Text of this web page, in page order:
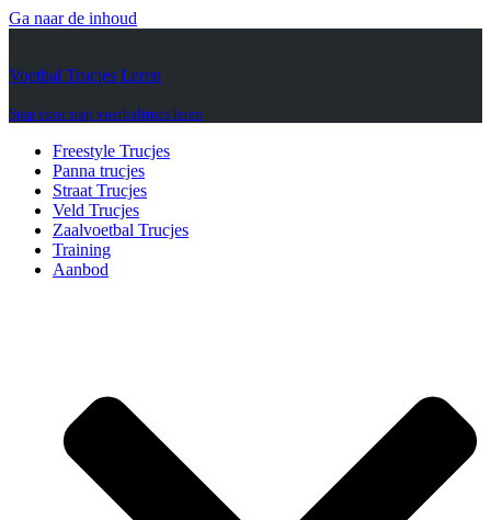
Ga naar de inhoud
Voetbal Trucjes Leren
Stap voor stap voetbaltrucs leren
Freestyle Trucjes
Panna trucjes
Straat Trucjes
Veld Trucjes
Zaalvoetbal Trucjes
Training
Aanbod